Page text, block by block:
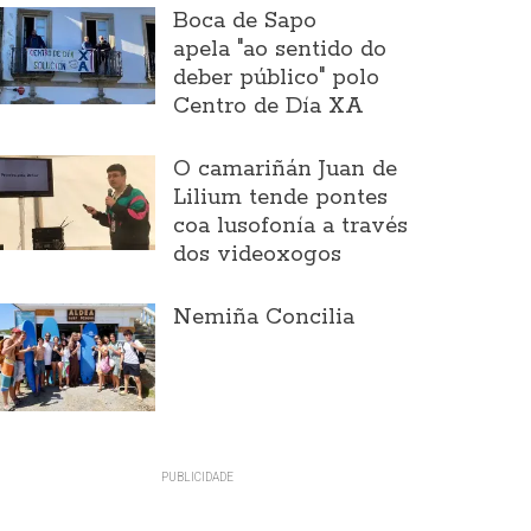
Boca de Sapo
apela "ao sentido do
deber público" polo
Centro de Día XA
O camariñán Juan de
Lilium tende pontes
coa lusofonía a través
dos videoxogos
Nemiña Concilia